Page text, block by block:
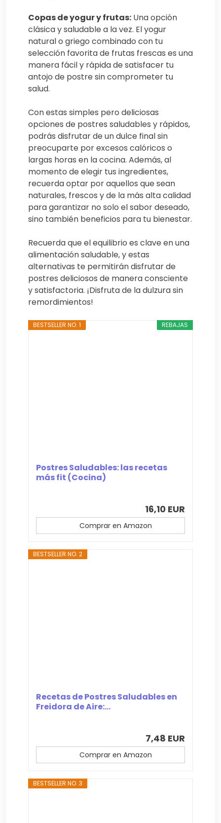
Copas de yogur y frutas: Una opción
clásica y saludable a la vez. El yogur
natural o griego combinado con tu
selección favorita de frutas frescas es una
manera fácil y rápida de satisfacer tu
antojo de postre sin comprometer tu
salud.
Con estas simples pero deliciosas
opciones de postres saludables y rápidos,
podrás disfrutar de un dulce final sin
preocuparte por excesos calóricos o
largas horas en la cocina. Además, al
momento de elegir tus ingredientes,
recuerda optar por aquellos que sean
naturales, frescos y de la más alta calidad
para garantizar no solo el sabor deseado,
sino también beneficios para tu bienestar.
Recuerda que el equilibrio es clave en una
alimentación saludable, y estas
alternativas te permitirán disfrutar de
postres deliciosos de manera consciente
y satisfactoria. ¡Disfruta de la dulzura sin
remordimientos!
REBAJAS
BESTSELLER NO. 1
Postres Saludables: las recetas
más fit (Cocina)
16,10 EUR
Comprar en Amazon
BESTSELLER NO. 2
Recetas de Postres Saludables en
Freidora de Aire:...
7,48 EUR
Comprar en Amazon
BESTSELLER NO. 3